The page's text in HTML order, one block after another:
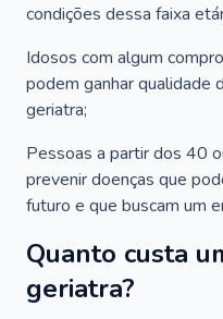
condições dessa faixa
Idosos com algum
podem ganhar qualidade
geriatra;
Pessoas a partir dos 40
prevenir doenças que
futuro e que buscam um
Quanto custa
geriatra?